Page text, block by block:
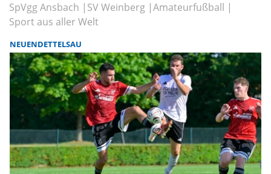
SpVgg Ansbach SV Weinberg Amateurfußball
Sport aus aller Welt
NEUENDETTELSAU